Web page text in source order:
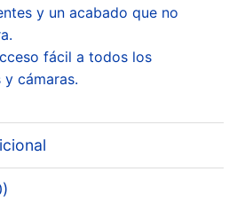
y un acabado que no
fácil a todos los
cámaras.